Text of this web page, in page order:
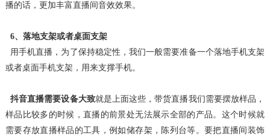
播的话，更加丰富直播间音效效果。
6、落地支架或者桌面支架
用手机直播，为了保持稳定性，我们一般需要准备一个落地手机支架
或者桌面手机支架，用来支撑手机。
抖音直播需要设备大致就是上面这些，带货直播我们需要摆放样品，
样品比较多的时候，直播的前景处无法展示全部的产品。这个时候就
需要存放直播样品的工具，例如储存架 ，陈列台等。要把直播间装饰